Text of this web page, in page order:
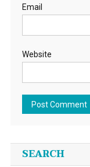
Email
Website
SEARCH